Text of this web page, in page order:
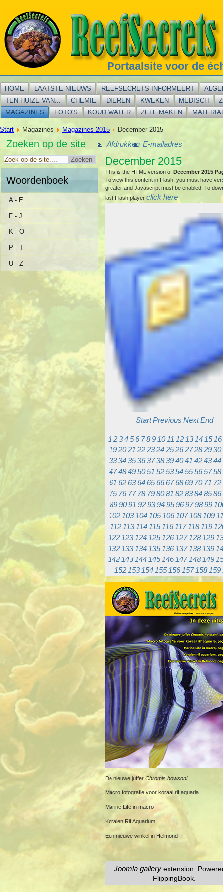
Portaalsite voor de
HOME LAATSTE NIEUWS REEFSECRETS INFORMEERT
TEN HUIZE VAN...
CHEMIE DIEREN KWEKEN MEDISCH
MAGAZINES
FOTO'S KOUD WATER ZELF MAKEN
Start Magazines Magazines 2015 December 2015
Zoeken op de site
Woordenboek
A - E
F - J
K - O
P - T
U - Z
Afdrukken E-mailadres
December 2015
This is the HTML version of December 2015
To view this content in Flash, you must have
greater and Javascript must be enabled. To
last Flash player click here
Start Previous Next End
1 2345 6 789 10 11 12 13 14 15 16
19 20 21 22 23 24 25 26 27 28 29 30
33 34 35 36 37 38 39 40 41 42 43 44
47 48 49 50 51 52 53 54 55 56 57 58
61 62 63 64 65 66 67 68 69 70 71 72
75 76 77 78 79 80 81 82 83 84 85 86
899091 9293949596979899
102 103 104 105 106 107 108 109
112 113 114 115 116 117 118 119
122 123 124 125 126 127 128 129
132 133 134 135 136 137 138 139
142 143 144 145 146 147 148 149
152 153 154 155 156 157 158 159
De nieuwe juffer Chromis howsoni
Macro fotografie voor koraal rif aquaria
Marine Life in macro
Koralen Rif Aquarium
Een nieuwe winkel in Helmond
Joomla galleryextension.
FlippingBook.